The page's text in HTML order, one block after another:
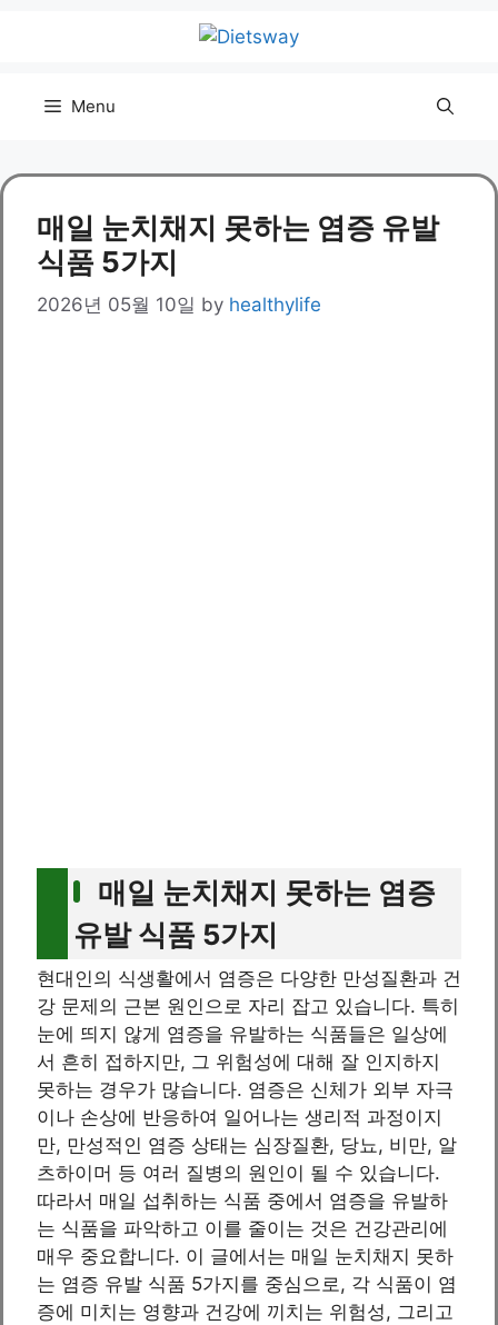
Menu
매일 눈치채지 못하는 염증 유발
식품 5가지
2026년 05월 10일 by healthylife
매일 눈치채지 못하는 염증
유발 식품 5가지
현대인의 식생활에서 염증은 다양한 만성질환과 건
강 문제의 근본 원인으로 자리 잡고 있습니다. 특히
눈에 띄지 않게 염증을 유발하는 식품들은 일상에
서 흔히 접하지만, 그 위험성에 대해 잘 인지하지
못하는 경우가 많습니다. 염증은 신체가 외부 자극
이나 손상에 반응하여 일어나는 생리적 과정이지
만, 만성적인 염증 상태는 심장질환, 당뇨, 비만, 알
츠하이머 등 여러 질병의 원인이 될 수 있습니다.
따라서 매일 섭취하는 식품 중에서 염증을 유발하
는 식품을 파악하고 이를 줄이는 것은 건강관리에
매우 중요합니다. 이 글에서는 매일 눈치채지 못하
는 염증 유발 식품 5가지를 중심으로, 각 식품이 염
증에 미치는 영향과 건강에 끼치는 위험성, 그리고